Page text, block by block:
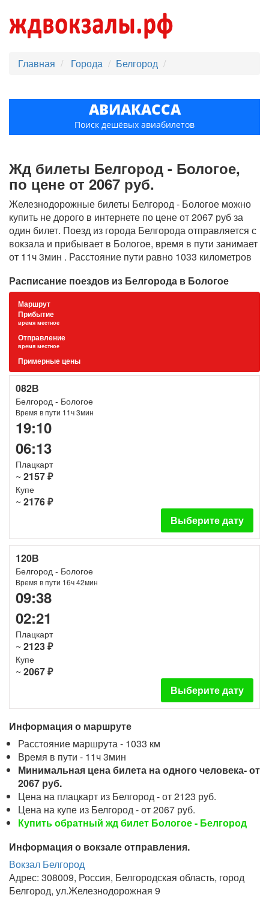
Главная Города Белгород
АВИАКАССА
Поиск дешёвых авиабилетов
Жд билеты Белгород - Бологое,
по цене от 2067 руб.
Железнодорожные билеты Белгород - Бологое можно
купить не дорого в интернете по цене от 2067 руб за
один билет. Поезд из города Белгорода отправляется с
вокзала и прибывает в Бологое, время в пути занимает
от 11ч 3мин . Расстояние пути равно 1033 километров
Расписание поездов из Белгорода в Бологое
Маршрут
Прибытие
время местное
Отправление
время местное
Примерные цены
082В
Белгород - Бологое
Время в пути 11ч 3мин
19:10
06:13
Плацкарт
~ 2157 ₽
Купе
~ 2176 ₽
Выберите дату
120В
Белгород - Бологое
Время в пути 16ч 42мин
09:38
02:21
Плацкарт
~ 2123 ₽
Купе
~ 2067 ₽
Выберите дату
Информация о маршруте
Расстояние маршрута - 1033 км
Время в пути - 11ч 3мин
Минимальная цена билета на одного человека- от
2067 руб.
Цена на плацкарт из Белгород - от 2123 руб.
Цена на купе из Белгород - от 2067 руб.
Купить обратный жд билет Бологое - Белгород
Информация о вокзале отправления.
Вокзал Белгород
Адрес: 308009, Россия, Белгородская область, город
Белгород, ул.Железнодорожная 9